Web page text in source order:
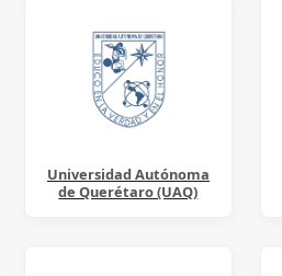
Universidad Autónoma
de Querétaro (UAQ)